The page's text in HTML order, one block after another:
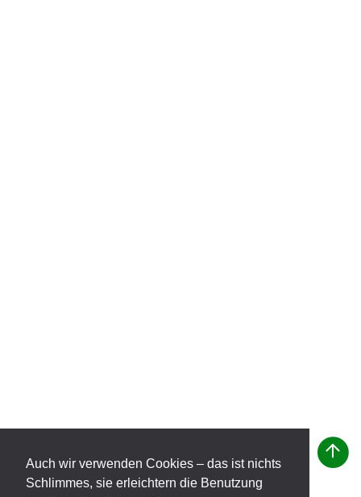
Auch wir verwenden Cookies – das ist nichts
Schlimmes, sie erleichtern die Benutzung